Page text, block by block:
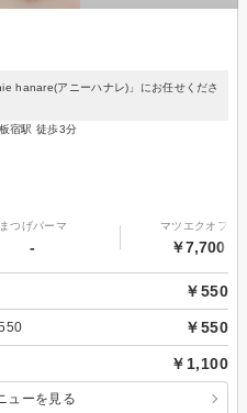
hanare(アニーハナレ)」にお任せくださ
宿駅 徒歩3分
まつげパーマ
-
マツエクオフの
￥7,700～
￥550
￥550
￥1,100
ューを見る